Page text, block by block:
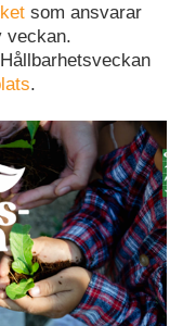
som ansvarar
veckan.
.